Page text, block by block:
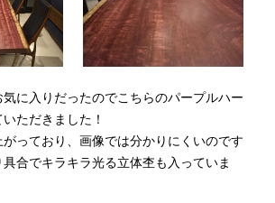
に入りだったのでこちらのパープルハー
ただきました！
っており、画像では分かりにくいのです
合でキラキラ光る立体杢も入っていま